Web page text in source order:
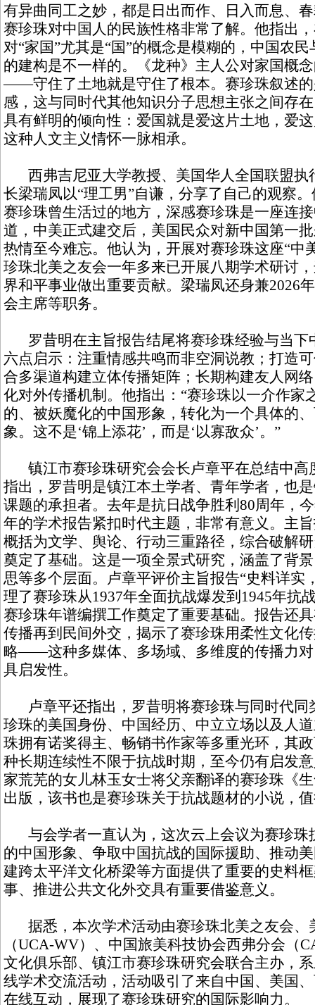
有异曲同工之妙，都是日出而作、日入而息、
赛珍珠对中国人的民族性格非常了解。他指出
对“家国”尤其是“国”的概念是模糊的，中国农
的建构是不一样的。《龙种》主人公对家国概
——守住了土地就是守住了根本。赛珍珠叙述
感，这与同时代其他知识分子思想主张之间存
具有鲜明的倾向性：爱国就是爱这片土地，爱
这种人文主义情怀一脉相承。
西弗吉尼亚大学教授、美国华人全国联盟执
长梁瑞凤以“理工男”自谦，分享了自己的观察
赛珍珠曾生活过的地方，深感赛珍珠是一座连
道，中美正式建交后，美国民众对新中国第一
热情至今难忘。他认为，开展对赛珍珠这座“中
珍珠北美之友会一年多来已开展八期学术研讨
界和平事业做出重要贡献。梁瑞凤还身兼2026
会主席等职务。
罗昔明在主旨报告结尾将赛珍珠经验与当下
六点启示：注重情感共鸣而非空洞说教；打造
合多渠道构建立体传播矩阵；长期构建友人网
化对外传播机制。他指出：“赛珍珠以一介作家
的、被妖魔化的中国形象，转化为一个具体的
象。这不是‘锦上添花’，而是‘以寡敌众’。”
镇江市赛珍珠研究会会长卢章平在总结中高
指出，罗昔明是镇江本土学者、青年学者，也
课题的承担者。去年是抗日战争胜利80周年，
年的学术报告紧扣时代主题，非常有意义。主
概括为文学、舆论、行动三重路径，综合破解
奠定了基础。这是一项全景式研究，涵盖了背
思等多个层面。卢章平评价主旨报告“史料详实
理了赛珍珠从1937年全面抗战爆发到1945年抗
赛珍珠年谱编撰工作奠定了重要基础。报告还
传播再到民间外交，揭示了赛珍珠用柔性文化
略——这种多媒体、多场域、多维度的传播力
具启发性。
卢章平还指出，罗昔明将赛珍珠与同时代同
珍珠的美国身份、中国经历、中立立场以及人
珠拥有诺奖得主、畅销书作家等多重光环，其
种长期连续性不限于抗战时期，至今仍有启发
家荒芜的女儿林玉女士将父亲翻译的赛珍珠《
出版，该书也是赛珍珠关于抗战题材的小说，
与会学者一直认为，这次云上会议为赛珍珠
的中国形象、争取中国抗战的国际援助、推动
建跨太平洋文化桥梁等方面提供了重要的史料
事、推进公共文化外交具有重要借鉴意义。
据悉，本次学术活动由赛珍珠北美之友会、
（UCA-WV）、中国旅美科技协会西弗分会（
文化俱乐部、镇江市赛珍珠研究会联合主办，
线学术交流活动，活动吸引了来自中国、美国
在线互动，展现了赛珍珠研究的国际影响力。